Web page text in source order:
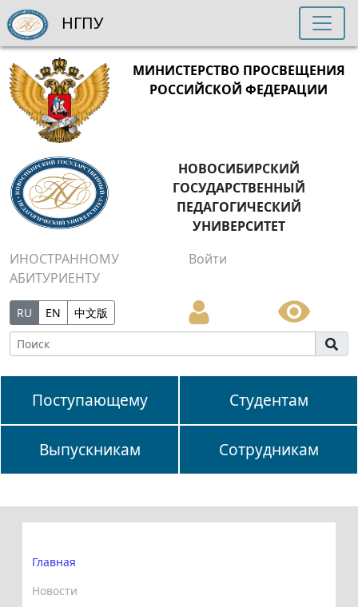
МИНИСТЕРСТВО ПРОСВЕЩЕНИЯ
РОССИЙСКОЙ ФЕДЕРАЦИИ
НОВОСИБИРСКИЙ
ГОСУДАРСТВЕННЫЙ
ПЕДАГОГИЧЕСКИЙ
УНИВЕРСИТЕТ
ИНОСТРАННОМУ
АБИТУРИЕНТУ
Войти
RU EN 中文版
Поступающему Студентам
Выпускникам Сотрудникам
НГПУ
Главная
Новости